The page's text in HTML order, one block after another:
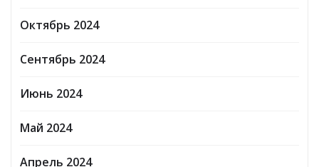
Октябрь 2024
Сентябрь 2024
Июнь 2024
Май 2024
Апрель 2024